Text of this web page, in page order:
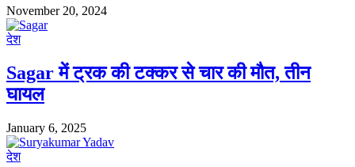
November 20, 2024
देश
Sagar में ट्रक की टक्कर से चार की मौत, तीन
घायल
January 6, 2025
देश